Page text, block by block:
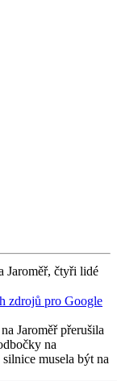
Jaroměř, čtyři lidé
zdrojů pro Google
Jaroměř přerušila
na
musela být na